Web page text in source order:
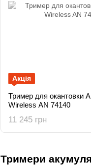
Тримери
Акція
Тример для окантовки
Wireless AN 74140
11 245 грн